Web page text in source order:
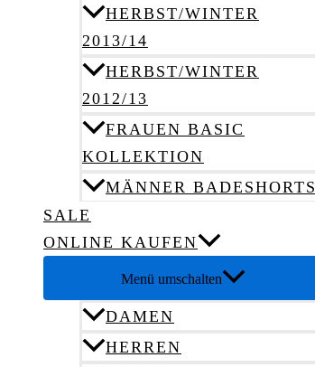
HERBST/WINTER
2013/14
HERBST/WINTER
2012/13
FRAUEN BASIC
KOLLEKTION
MÄNNER BADESHORTS
SALE
ONLINE KAUFEN
Menü umschalten
DAMEN
HERREN